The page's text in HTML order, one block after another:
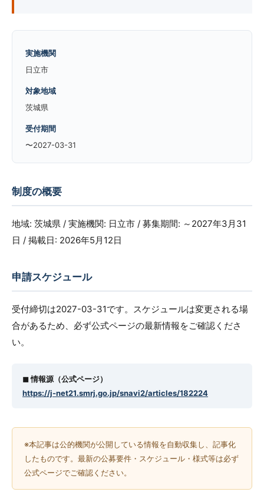
実施機関
日立市
対象地域
茨城県
受付期間
〜2027-03-31
制度の概要
地域: 茨城県 / 実施機関: 日立市 / 募集期間: ～2027年3月31
日 / 掲載日: 2026年5月12日
申請スケジュール
受付締切は2027-03-31です。スケジュールは変更される場
合があるため、必ず公式ページの最新情報をご確認くださ
い。
◼︎ 情報源（公式ページ）
https://j-net21.smrj.go.jp/snavi2/articles/182224
※本記事は公的機関が公開している情報を自動収集し、記事化
したものです。最新の公募要件・スケジュール・様式等は必ず
公式ページでご確認ください。